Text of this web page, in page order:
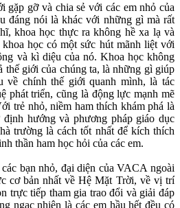
gỡ và chia sẻ với các em nhỏ của
đáng nói là khác với những gì mà rất
khoa học thực ra không hề xa lạ và
học có một sức hút mãnh liệt với
và kì diệu của nó. Khoa học không
thế giới của chúng ta, là những gì giúp
về chính thế giới quanh mình, là tác
phát triển, cũng là động lực mạnh mẽ
trẻ nhỏ, niềm ham thích khám phá là
hướng và phương pháp giáo dục
trường là cách tốt nhất để kích thích
thần ham học hỏi của các em.
bạn nhỏ, đại diện của VACA ngoài
cơ bản nhất về Hệ Mặt Trời, về vị trí
trực tiếp tham gia trao đổi và giải đáp
ngạc nhiên là các em hầu hết đều có